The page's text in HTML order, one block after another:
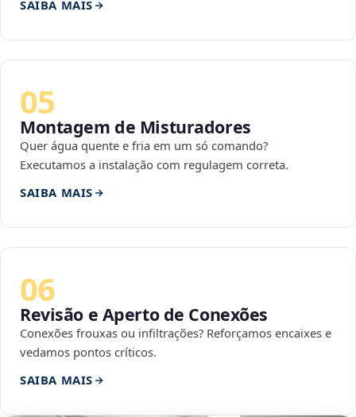
SAIBA MAIS
05
Montagem de Misturadores
Quer água quente e fria em um só comando?
Executamos a instalação com regulagem correta.
SAIBA MAIS
06
Revisão e Aperto de Conexões
Conexões frouxas ou infiltrações? Reforçamos encaixes e
vedamos pontos críticos.
SAIBA MAIS